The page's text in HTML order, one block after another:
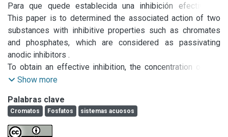
Para que quede establecida una inhibición efectiva, la
concentración del pasivante debe exceder en todo
momento cierto valor crítico denominado "umbral de
protección".
En este trabajo se estudia la acción de ambas sustancias,
actuando separadamente y luego en forma conjunta sobre
sistemas acuosos exentos de cloruros, y posteriormente
This paper is to determined the associated action of two
substances with inhibitive properties such as chromates
and phosphates, which are considered as passivating
anodic inhibitors .
To obtain an effective inhibition, the concentration of that
substances always must exceed certain critical values
It has been studied the action of both types of inhibitors
acting separately in mixtures and on aqueous systems free
from chlorides and also acting in the presence of
Show more
Palabras clave
Cromatos Fosfatos sistemas acuosos